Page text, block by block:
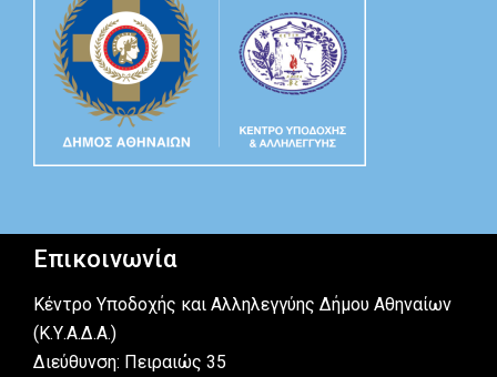
Επικοινωνία
Κέντρο Υποδοχής και Αλληλεγγύης Δήμου Αθηναίων
(Κ.Υ.Α.Δ.Α.)
Διεύθυνση: Πειραιώς 35